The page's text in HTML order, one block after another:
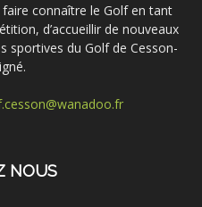
connaître le Golf en tant
d’accueillir de nouveaux
sportives du Golf de Cesson-
NOUS